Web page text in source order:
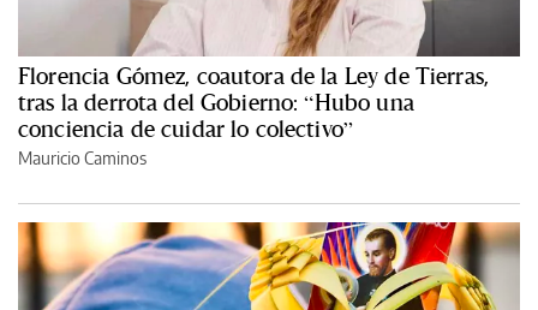
Florencia Gómez, coautora de la Ley de Tierras,
tras la derrota del Gobierno: “Hubo una
conciencia de cuidar lo colectivo”
Mauricio Caminos